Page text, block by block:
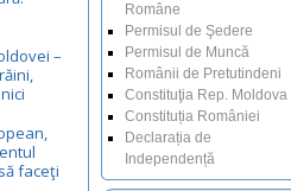
Române
Permisul de Şedere
Permisul de Muncă
Românii de Pretutindeni
Constituţia Rep. Moldova
Constituția României
Declarația de
Independență
–
faceţi